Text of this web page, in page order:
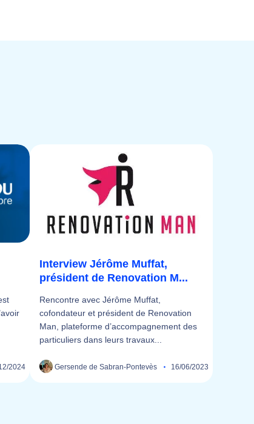
2024
Interview Jérôme Muffat,
président de Renovation M...
Rencontre avec Jérôme Muffat,
cofondateur et président de Renovation
Man, plateforme d’accompagnement des
particuliers dans leurs travaux...
Gersende de Sabran-Pontevès 16/06/2023